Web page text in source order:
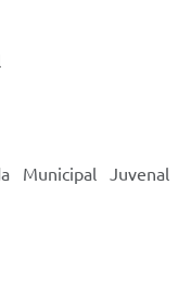
Municipal Juvenal